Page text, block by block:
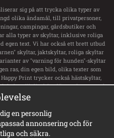
sig på att trycka olika typer av
olika ändamål, till privatpersoner,
campingar, gårdsbutiker och
alla typer av skyltar, inklusive roliga
egen text. Vi har också ett brett utbud
skyltar, jaktskyltar, roliga skyltar
av "varning för hunden"-skyltar
ras, din egen bild, olika texter som
Print trycker också hästskyltar,
till ditt hästsläp med namn och
för privata tomt, privat område,
erbjuder de alla typer av skyltar,
för elbilar, personligt utformade
Happy Print har dessutom
brygga skyltar, badplatsskyltar,
en personlig
annonsering och för
och säkra.